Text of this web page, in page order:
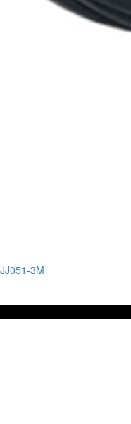
3M